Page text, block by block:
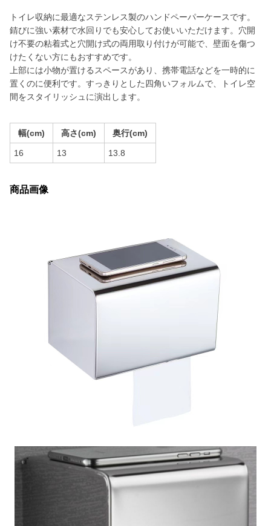
トイレ収納に最適なステンレス製のハンドペーパーケースです。
錆びに強い素材で水回りでも安心してお使いいただけます。穴開
け不要の粘着式と穴開け式の両用取り付けが可能で、壁面を傷つ
けたくない方にもおすすめです。
上部には小物が置けるスペースがあり、携帯電話などを一時的に
置くのに便利です。すっきりとした四角いフォルムで、トイレ空
間をスタイリッシュに演出します。
幅(cm) 高さ(cm) 奥行(cm)
16 13 13.8
商品画像